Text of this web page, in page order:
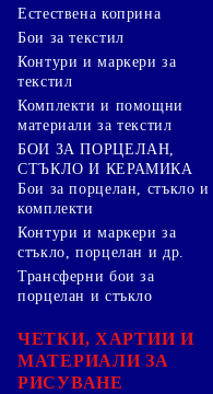
Естествена коприна
Бои за текстил
Контури и маркери за
текстил
Комплекти и помощни
материали за текстил
БОИ ЗА ПОРЦЕЛАН,
СТЪКЛО И КЕРАМИКА
Бои за порцелан, стъкло и
комплекти
Контури и маркери за
стъкло, порцелан и др.
Трансферни бои за
порцелан и стъкло
ЧЕТКИ, ХАРТИИ И
МАТЕРИАЛИ ЗА
РИСУВАНЕ